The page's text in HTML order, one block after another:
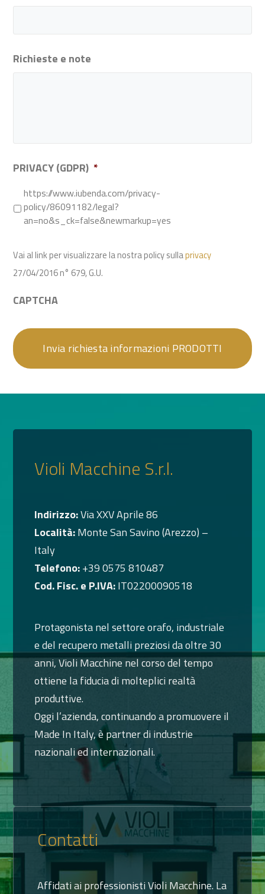
Richieste e note
PRIVACY (GDPR) *
https://www.iubenda.com/privacy-
policy/86091182/legal?
an=no&s_ck=false&newmarkup=yes
Vai al link per visualizzare la nostra policy sullaprivacy
27/04/2016 n° 679, G.U.
CAPTCHA
Violi Macchine S.r.l.
Indirizzo:Via XXV Aprile 86
Località:Monte San Savino (Arezzo) –
Italy
Telefono:+39 0575 810487
Cod. Fisc. e P.IVA:IT02200090518
Protagonista nel settore orafo, industriale
e del recupero metalli preziosi da oltre 30
anni, Violi Macchine nel corso del tempo
ottiene la fiducia di molteplici realtà
produttive.
Oggi l’azienda, continuando a promuovere il
Made In Italy, è partner di industrie
nazionali ed internazionali.
Contatti
Affidati ai professionisti Violi Macchine. La